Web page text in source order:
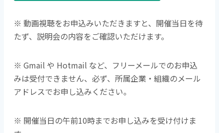
※ 動画視聴をお申込みいただきますと、開催当日を待
たず、説明会の内容をご確認いただけます。
※ Gmail や Hotmail など、フリーメールでのお申込
みは受付できません、必ず、所属企業・組織のメール
アドレスでお申し込みください。
※ 開催当日の午前10時までお申し込みを受け付けま